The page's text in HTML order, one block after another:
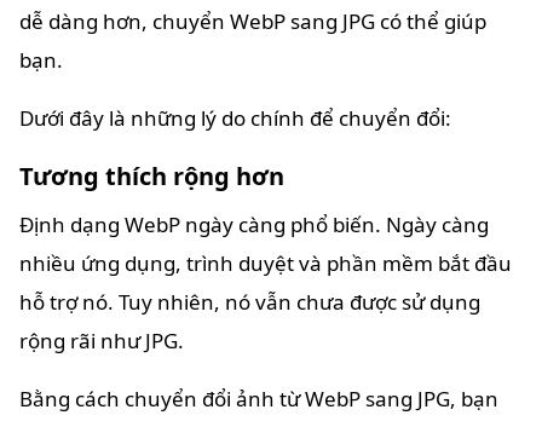
dễ dàng hơn, chuyển WebP sang JPG có thể giúp
bạn.
Dưới đây là những lý do chính để chuyển đổi:
Tương thích rộng hơn
Định dạng WebP ngày càng phổ biến. Ngày càng
nhiều ứng dụng, trình duyệt và phần mềm bắt đầu
hỗ trợ nó. Tuy nhiên, nó vẫn chưa được sử dụng
rộng rãi như JPG.
Bằng cách chuyển đổi ảnh từ WebP sang JPG, bạn